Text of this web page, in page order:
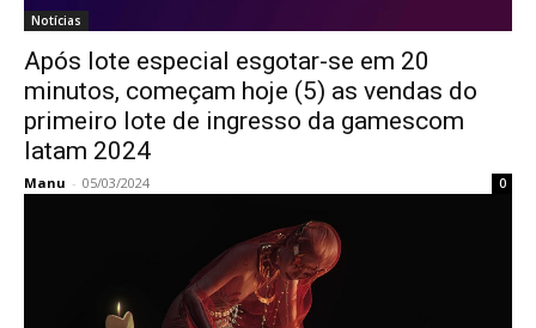
Notícias
Após lote especial esgotar-se em 20
minutos, começam hoje (5) as vendas do
primeiro lote de ingresso da gamescom
latam 2024
Manu - 05/03/2024 0